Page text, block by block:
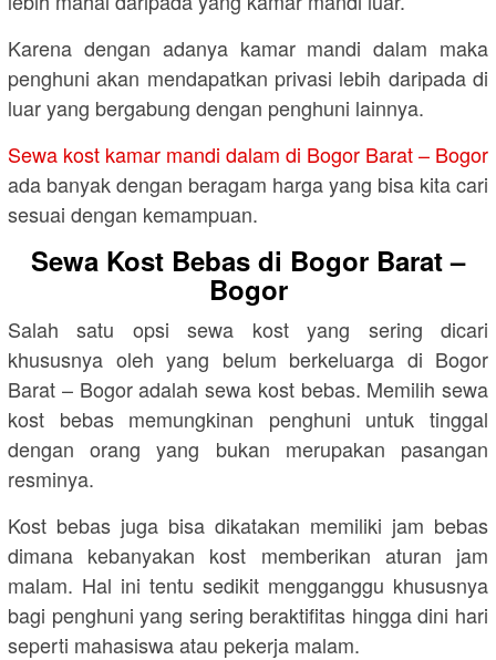
Karena dengan adanya kamar mandi dalam maka
penghuni akan mendapatkan privasi lebih daripada di
luar yang bergabung dengan penghuni lainnya.
Sewa kost kamar mandi dalam di Bogor Barat – Bogor
ada banyak dengan beragam harga yang bisa kita cari
sesuai dengan kemampuan.
Sewa Kost Bebas di Bogor Barat –
Bogor
Salah satu opsi sewa kost yang sering dicari
khususnya oleh yang belum berkeluarga di Bogor
Barat – Bogor adalah sewa kost bebas. Memilih sewa
kost bebas memungkinan penghuni untuk tinggal
dengan orang yang bukan merupakan pasangan
resminya.
Kost bebas juga bisa dikatakan memiliki jam bebas
dimana kebanyakan kost memberikan aturan jam
malam. Hal ini tentu sedikit mengganggu khususnya
bagi penghuni yang sering beraktifitas hingga dini hari
seperti mahasiswa atau pekerja malam.